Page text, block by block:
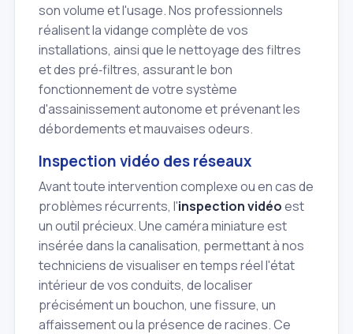
son volume et l'usage. Nos professionnels
réalisent la vidange complète de vos
installations, ainsi que le nettoyage des filtres
et des pré‑filtres, assurant le bon
fonctionnement de votre système
d'assainissement autonome et prévenant les
débordements et mauvaises odeurs.
Inspection vidéo des réseaux
Avant toute intervention complexe ou en cas de
problèmes récurrents, l'inspection vidéoest
un outil précieux. Une caméra miniature est
insérée dans la canalisation, permettant à nos
techniciens de visualiser en temps réel l'état
intérieur de vos conduits, de localiser
précisément un bouchon, une fissure, un
affaissement ou la présence de racines. Ce